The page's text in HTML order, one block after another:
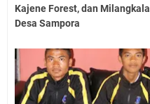
Kajene Forest, dan Milangkala
Desa Sampora